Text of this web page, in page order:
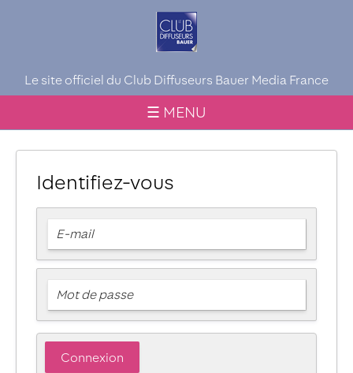
Le site officiel du Club Diffuseurs Bauer Media France
☰ MENU
Identifiez-vous